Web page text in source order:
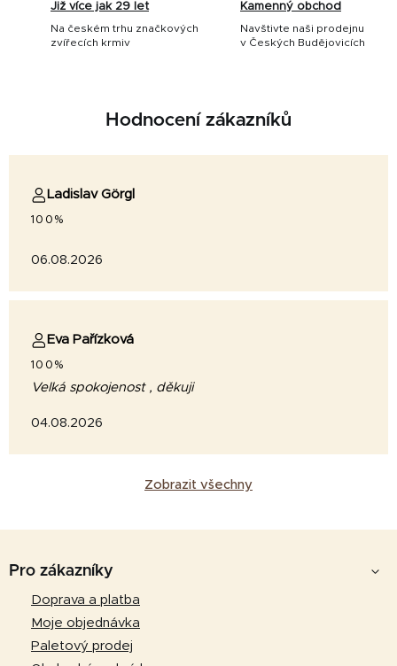
Již více jak 29 let
Na českém trhu značkových
zvířecích krmiv
Kamenný obchod
Navštivte naši prodejnu
v Českých Budějovicích
Hodnocení zákazníků
Ladislav Görgl
100%
06.08.2026
Eva Pařízková
100%
Velká spokojenost , děkuji
04.08.2026
Zobrazit všechny
Pro zákazníky
Doprava a platba
Moje objednávka
Paletový prodej